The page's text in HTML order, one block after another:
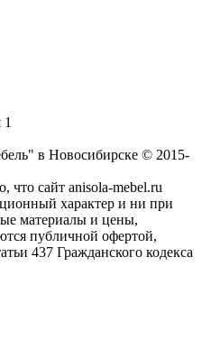
в Новосибирске © 2015-
сайт anisola-mebel.ru
характер и ни при
материалы и цены,
публичной офертой,
437 Гражданского кодекса